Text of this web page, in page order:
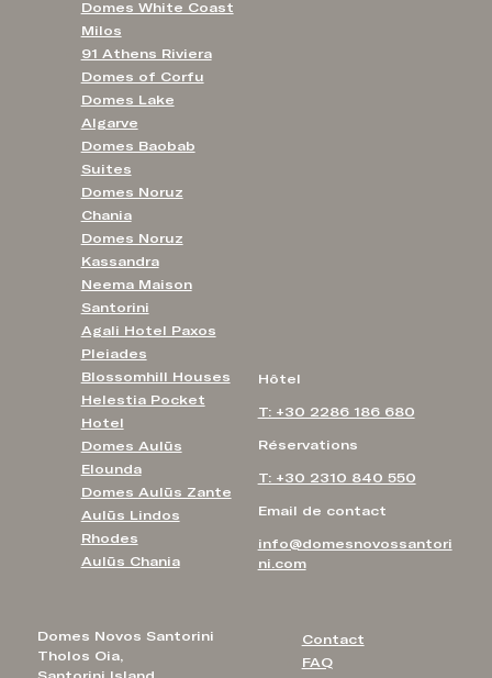
Domes Novos Santorini
Tholos Oia,
Contact
FAQ
Hôtel
T: +30 2286 186 680
Réservations
T: +30 2310 840 550
Email de contact
info@domesnovossantori
ni.com
Domes White Coast
Milos
91 Athens Riviera
Domes of Corfu
Domes Lake
Algarve
Domes Baobab
Suites
Domes Noruz
Chania
Domes Noruz
Kassandra
Neema Maison
Santorini
Agali Hotel Paxos
Pleiades
Blossomhill Houses
Helestia Pocket
Hotel
Domes Aulūs
Elounda
Domes Aulūs Zante
Aulūs Lindos
Rhodes
Aulūs Chania